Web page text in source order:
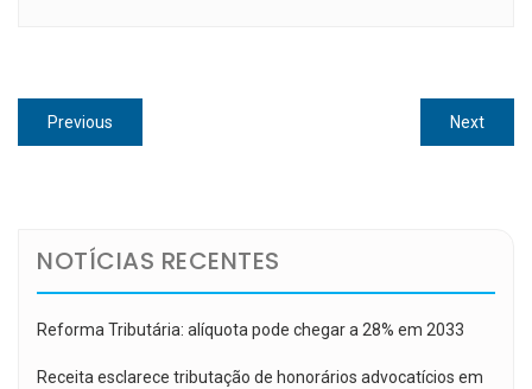
Navegação
de
Previous
post:
NextNext
post:
NOTÍCIAS RECENTES
Reforma Tributária: alíquota pode chegar a 28% em 2033
Receita esclarece tributação de honorários advocatícios em